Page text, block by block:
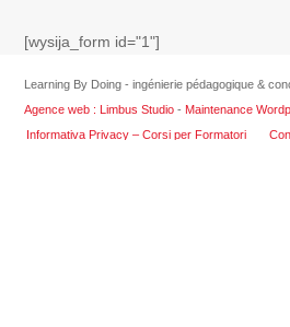
[wysija_form id="1"]
Learning By Doing - ingénierie pédagogique &
Agence web : Limbus Studio - Maintenance
Informativa Privacy – Corsi per Formatori